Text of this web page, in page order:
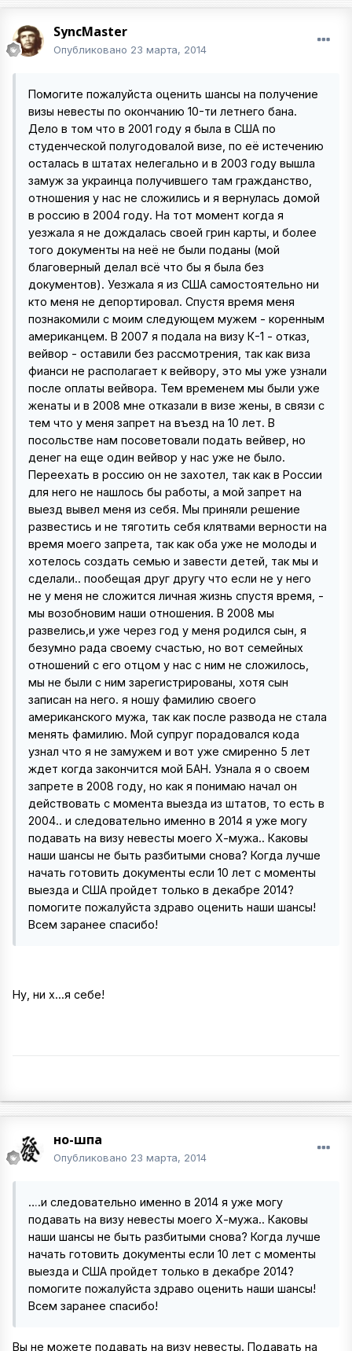
SyncMaster
Опубликовано 23 марта, 2014
Помогите пожалуйста оценить шансы на получение
визы невесты по окончанию 10-ти летнего бана.
Дело в том что в 2001 году я была в США по
студенческой полугодовалой визе, по её истечению
осталась в штатах нелегально и в 2003 году вышла
замуж за украинца получившего там гражданство,
отношения у нас не сложились и я вернулась домой
в россию в 2004 году. На тот момент когда я
уезжала я не дождалась своей грин карты, и более
того документы на неё не были поданы (мой
благоверный делал всё что бы я была без
документов). Уезжала я из США самостоятельно ни
кто меня не депортировал. Спустя время меня
познакомили с моим следующем мужем - коренным
американцем. В 2007 я подала на визу К-1 - отказ,
вейвор - оставили без рассмотрения, так как виза
фианси не располагает к вейвору, это мы уже узнали
после оплаты вейвора. Тем временем мы были уже
женаты и в 2008 мне отказали в визе жены, в связи с
тем что у меня запрет на въезд на 10 лет. В
посольстве нам посоветовали подать вейвер, но
денег на еще один вейвор у нас уже не было.
Переехать в россию он не захотел, так как в России
для него не нашлось бы работы, а мой запрет на
выезд вывел меня из себя. Мы приняли решение
развестись и не тяготить себя клятвами верности на
время моего запрета, так как оба уже не молоды и
хотелось создать семью и завести детей, так мы и
сделали.. пообещая друг другу что если не у него
не у меня не сложится личная жизнь спустя время, -
мы возобновим наши отношения. В 2008 мы
развелись,и уже через год у меня родился сын, я
безумно рада своему счастью, но вот семейных
отношений с его отцом у нас с ним не сложилось,
мы не были с ним зарегистрированы, хотя сын
записан на него. я ношу фамилию своего
американского мужа, так как после развода не стала
менять фамилию. Мой супруг порадовался кода
узнал что я не замужем и вот уже смиренно 5 лет
ждет когда закончится мой БАН. Узнала я о своем
запрете в 2008 году, но как я понимаю начал он
действовать с момента выезда из штатов, то есть в
2004.. и следовательно именно в 2014 я уже могу
подавать на визу невесты моего Х-мужа.. Каковы
наши шансы не быть разбитыми снова? Когда лучше
начать готовить документы если 10 лет с моменты
выезда и США пройдет только в декабре 2014?
помогите пожалуйста здраво оценить наши шансы!
Всем заранее спасибо!
Ну, ни х...я себе!
но-шпа
Опубликовано 23 марта, 2014
….и следовательно именно в 2014 я уже могу
подавать на визу невесты моего Х-мужа.. Каковы
наши шансы не быть разбитыми снова? Когда лучше
начать готовить документы если 10 лет с моменты
выезда и США пройдет только в декабре 2014?
помогите пожалуйста здраво оценить наши шансы!
Всем заранее спасибо!
Вы не можете подавать на визу невесты. Подавать на